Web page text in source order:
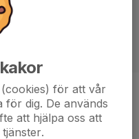
för att vår
dig. De används
att hjälpa oss att